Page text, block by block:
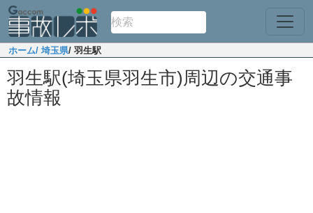
ホーム/ 埼玉県/ 羽生駅
羽生駅(埼玉県羽生市)周辺の交通事
故情報